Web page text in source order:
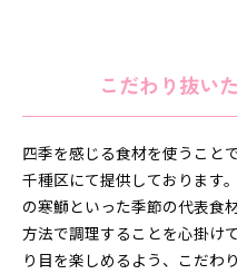
こだわり抜い
四季を感じる食材を使うこと
千種区にて提供しております
の寒鰤といった季節の代表食
方法で調理することを心掛け
り目を楽しめるよう、こだわ